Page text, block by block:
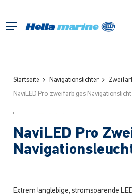
springen
Menü
Startseite Navigationslichter
NaviLED Pro zweifarbiges Navigationslicht
NaviLED Pro
Extrem langlebige, stromsparende